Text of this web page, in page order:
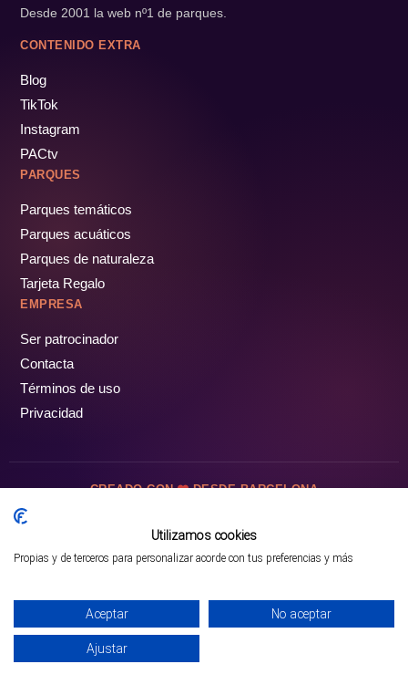
Mejor opción en SATOORDAY
Desde 2001 la web nº1 de parques.
CONTENIDO EXTRA
Blog
TikTok
Instagram
PACtv
PARQUES
Parques temáticos
Parques acuáticos
Parques de naturaleza
Tarjeta Regalo
EMPRESA
Ser patrocinador
Contacta
Términos de uso
Privacidad
CREADO CON DESDE BARCELONA
Utilizamos cookies
Propias y de terceros para personalizar acorde con tus preferencias y más
Aceptar No aceptar
Ajustar